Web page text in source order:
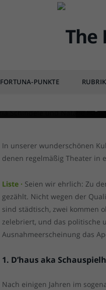
FORTUNA-PUNKTE
In unserer wunderschönen
denen regelmäßig Theater in
Liste · Seien wir ehrlich: Zu
gezählt. Nicht wegen der
sind städtisch, zwei kommen
zelebriert, und das politische
Ausnahmeerscheinung das
1. D’haus aka
Nach einigen Jahren im